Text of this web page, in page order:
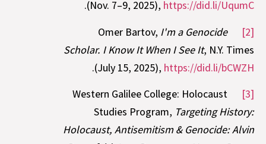
(Nov. 7–9, 2025),https://did.li/UqumC
.
Omer Bartov,
I'm a Genocide
Scholar. I Know It When I See It , N.Y. Times
(July 15, 2025),https://did.li/bCWZH
.
Western Galilee College: Holocaust
Studies Program,Targeting History:
Holocaust, Antisemitism & Genocide: Alvin